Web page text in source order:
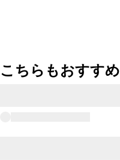
こちらもおすすめ